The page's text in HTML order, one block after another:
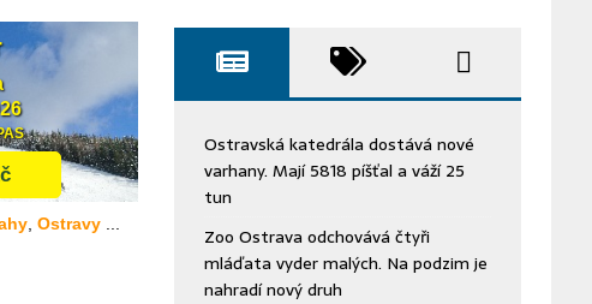
Ostravská katedrála dostává nové
varhany. Mají 5818 píšťal a váží 25
tun
Zoo Ostrava odchovává čtyři
mláďata vyder malých. Na podzim je
nahradí nový druh